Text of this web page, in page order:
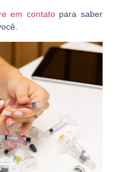
em contatopara saber